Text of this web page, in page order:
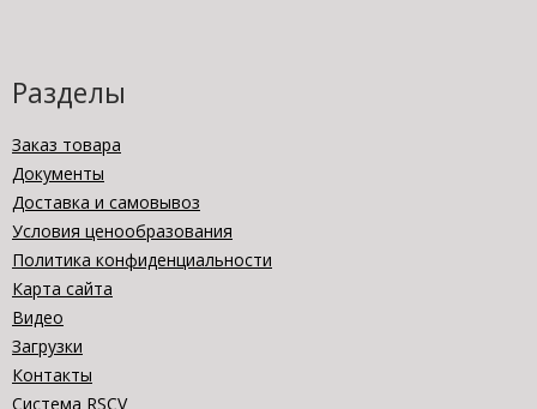
Разделы
Заказ товара
Документы
Доставка и самовывоз
Условия ценообразования
Политика конфиденциальности
Карта сайта
Видео
Загрузки
Контакты
Система RSCV